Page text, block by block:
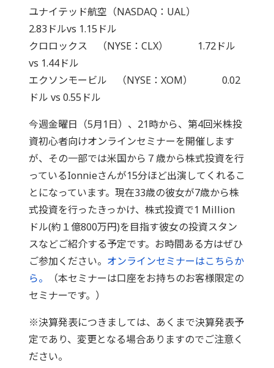
ユナイテッド航空（NASDAQ：UAL）
2.83ドルvs 1.15ドル
クロロックス （NYSE：CLX） 1.72ドル
vs 1.44ドル
エクソンモービル （NYSE：XOM） 0.02
ドル vs 0.55ドル
今週金曜日（5月1日）、21時から、第4回米株投
資初心者向けオンラインセミナーを開催します
が、その一部では米国から７歳から株式投資を行
っているIonnieさんが15分ほど出演してくれるこ
とになっています。現在33歳の彼女が7歳から株
式投資を行ったきっかけ、株式投資で1 Million
ドル(約１億800万円)を目指す彼女の投資スタン
スなどご紹介する予定です。お時間ある方はぜひ
ご参加ください。 オンラインセミナーはこちらか
ら。
（本セミナーは口座をお持ちのお客様限定の
セミナーです。）
※決算発表につきましては、あくまで決算発表予
定であり、変更となる場合ありますのでご注意く
ださい。